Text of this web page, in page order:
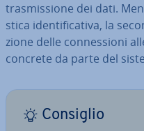
tra­smis­sio­ne dei dati.
sti­ca iden­ti­fi­ca­ti­va, la
zio­ne delle con­nes­sio­ni
concrete da parte del
Consiglio